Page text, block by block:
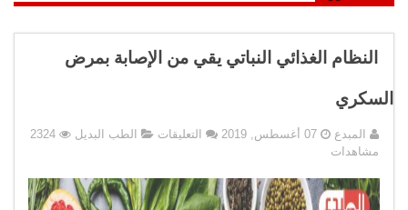
النظام الغذائي النباتي يقي من الإصابة بمرض
السكري
المبدع 07 أغسطس, 2019 التعليقات على
النباتي
يقي
الطب البديل
2324
مشاهدات